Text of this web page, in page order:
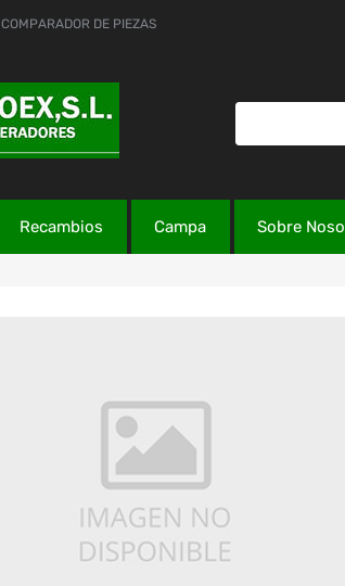
COMPARADOR DE PIEZAS
Recambios Campa Sobre